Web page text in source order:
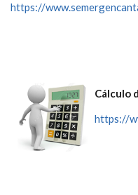
https://
Cálculo
https://